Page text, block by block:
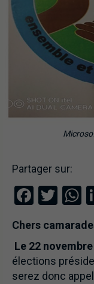
Partager sur:
Chers
Le 22
élections
serez donc